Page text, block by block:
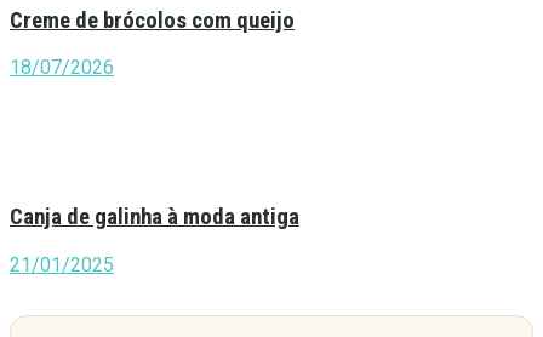
Creme de brócolos com queijo
18/07/2026
Canja de galinha à moda antiga
21/01/2025